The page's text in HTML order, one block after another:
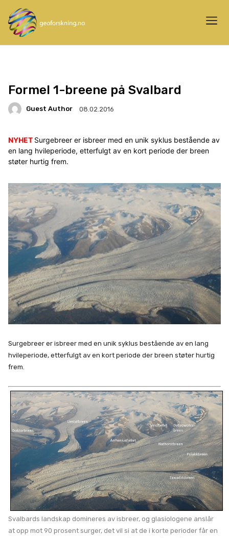
Formel 1-breene på Svalbard
Guest Author 08.02.2016
NYHET Surgebreer er isbreer med en unik syklus bestående av
en lang hvileperiode, etterfulgt av en kort periode der breen
støter hurtig frem.
Surgebreer er isbreer med en unik syklus bestående av en lang
hvileperiode, etterfulgt av en kort periode der breen støter hurtig
frem.
Svalbards landskap domineres av isbreer, og glasiologene anslår
at opp mot 90 prosent surger, det vil si at de i korte perioder får en